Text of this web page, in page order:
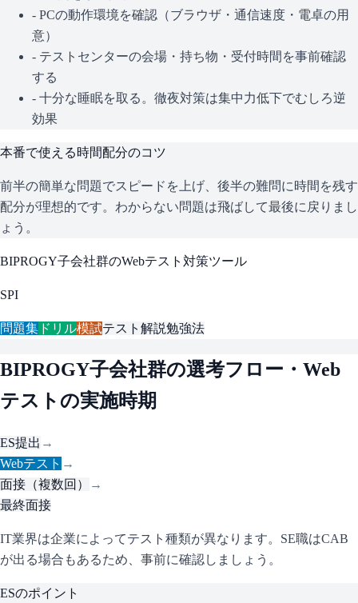
- PCの動作環境を確認（ブラウザ・通信速度・電卓の用
意）
- テストセンターの会場・持ち物・受付時間を事前確認
する
- 十分な睡眠を取る。徹夜対策は集中力低下でむしろ逆
効果
本番で使える時間配分のコツ
前半の簡単な問題でスピードを上げ、後半の難問に時間を残す
配分が理想的です。わからない問題は飛ばして最後に戻りまし
ょう。
BIPROGY子会社群のWebテスト対策ツール
SPI
問題集 ドリル模試テスト解説勉強法
BIPROGY子会社群の選考フロー・Web
テストの実施時期
ES提出 →
Webテスト →
面接（複数回）
→
最終面接
IT業界は企業によってテスト種類が異なります。SE職はCAB
が出る場合もあるため、事前に確認しましょう。
ESのポイント